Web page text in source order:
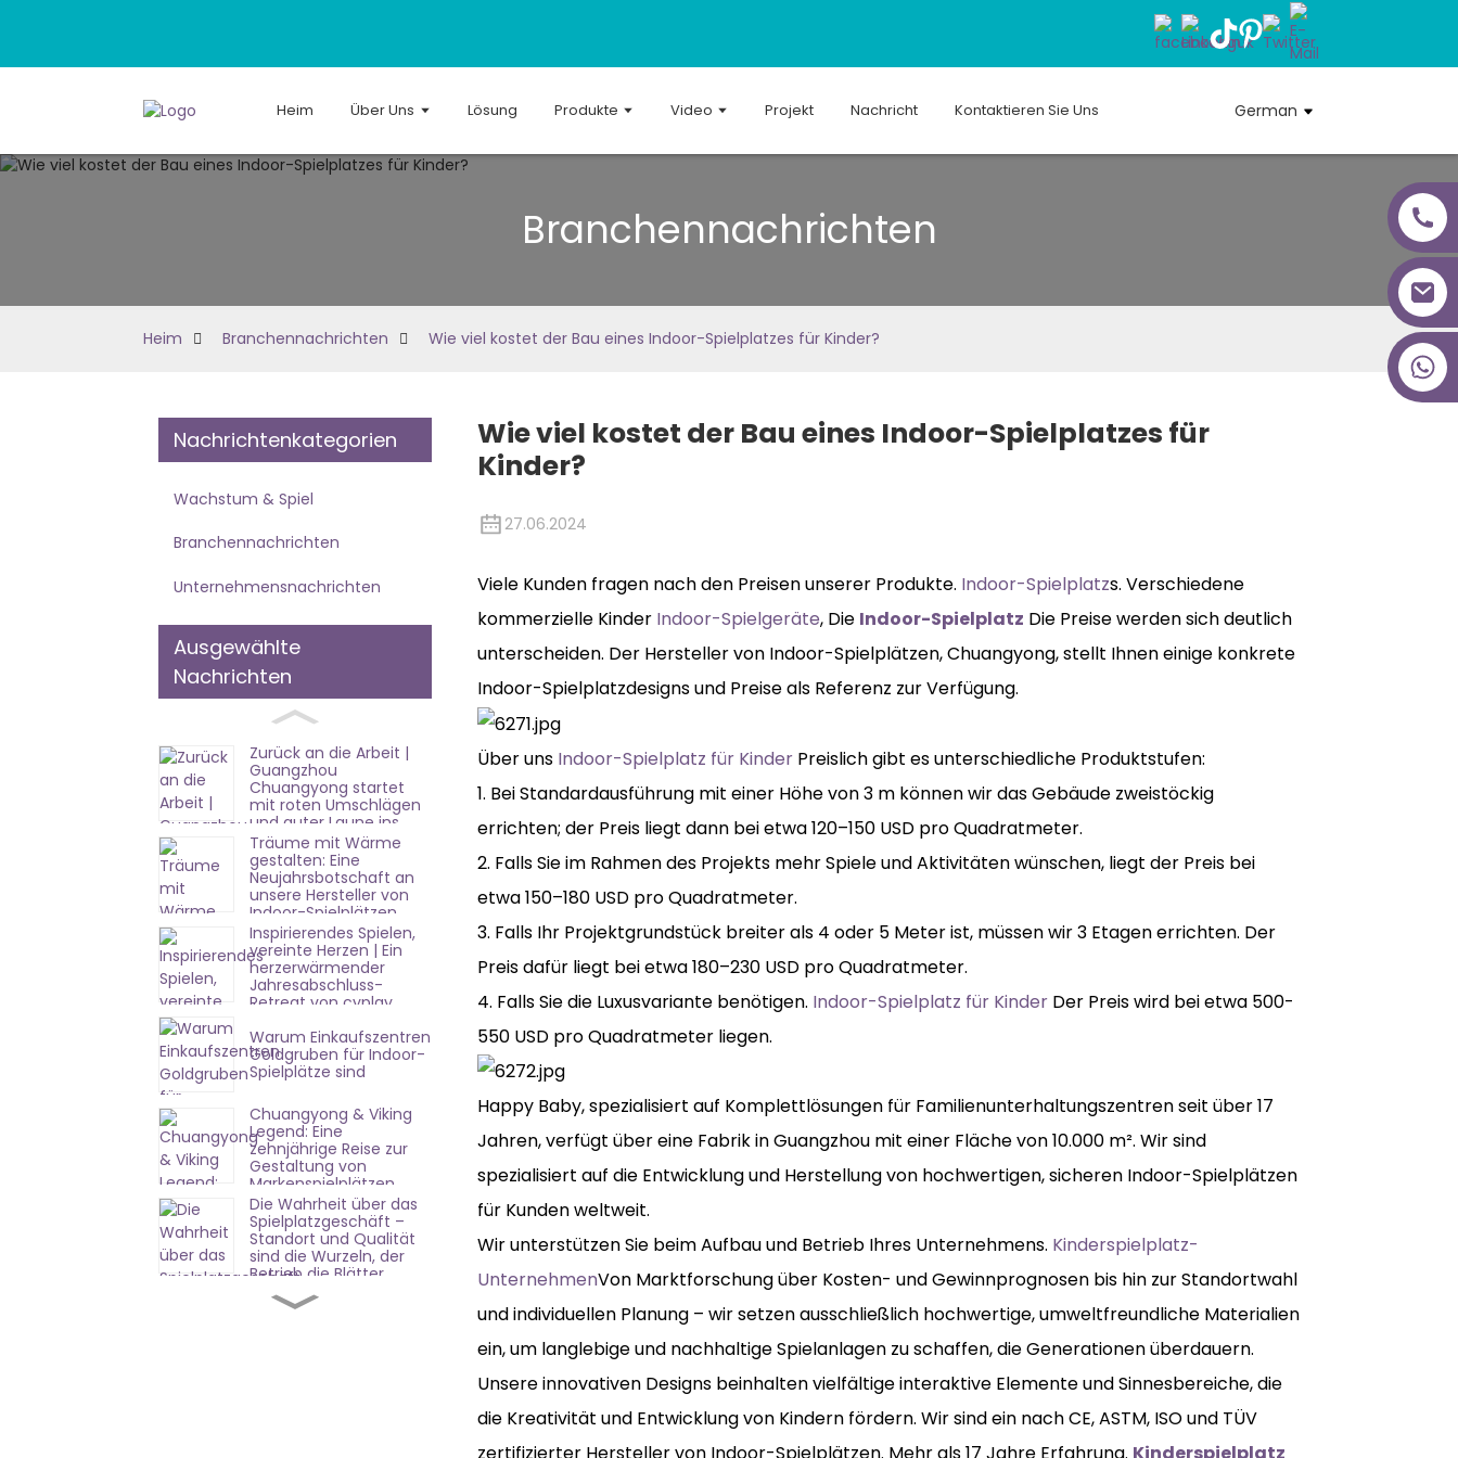
Heim Über Uns Lösung Produkte Video Projekt Nachricht Kontaktieren Sie Uns German
Branchennachrichten
Heim Branchennachrichten Wie viel kostet der Bau eines Indoor-Spielplatzes für Kinder?
Nachrichtenkategorien
Wachstum & Spiel
Branchennachrichten
Unternehmensnachrichten
Ausgewählte
Nachrichten
Zurück an die Arbeit |
Guangzhou
Chuangyong startet
mit roten Umschlägen
und guter Laune ins
neue Jahr!
Träume mit Wärme
gestalten: Eine
Neujahrsbotschaft an
unsere Hersteller von
Indoor-Spielplätzen
Inspirierendes Spielen,
vereinte Herzen | Ein
herzerwärmender
Jahresabschluss-
Retreat von cyplay
Factory
Warum Einkaufszentren
Goldgruben für Indoor-
Spielplätze sind
Chuangyong & Viking
Legend: Eine
zehnjährige Reise zur
Gestaltung von
Markenspielplätzen
Die Wahrheit über das
Spielplatzgeschäft –
Standort und Qualität
sind die Wurzeln, der
Betrieb die Blätter.
Erfolgreiche Eröffnung
in Shandong |
Wie viel kostet der Bau eines Indoor-Spielplatzes für
Kinder?
27.06.2024
Viele Kunden fragen nach den Preisen unserer Produkte. Indoor-Spielplatzs. Verschiedene
kommerzielle Kinder Indoor-Spielgeräte, Die Indoor-Spielplatz Die Preise werden sich deutlich
unterscheiden. Der Hersteller von Indoor-Spielplätzen, Chuangyong, stellt Ihnen einige konkrete
Indoor-Spielplatzdesigns und Preise als Referenz zur Verfügung.
Über uns Indoor-Spielplatz für Kinder Preislich gibt es unterschiedliche Produktstufen:
1. Bei Standardausführung mit einer Höhe von 3 m können wir das Gebäude zweistöckig
errichten; der Preis liegt dann bei etwa 120–150 USD pro Quadratmeter.
2. Falls Sie im Rahmen des Projekts mehr Spiele und Aktivitäten wünschen, liegt der Preis bei
etwa 150–180 USD pro Quadratmeter.
3. Falls Ihr Projektgrundstück breiter als 4 oder 5 Meter ist, müssen wir 3 Etagen errichten. Der
Preis dafür liegt bei etwa 180–230 USD pro Quadratmeter.
4. Falls Sie die Luxusvariante benötigen. Indoor-Spielplatz für Kinder Der Preis wird bei etwa 500-
550 USD pro Quadratmeter liegen.
Happy Baby, spezialisiert auf Komplettlösungen für Familienunterhaltungszentren seit über 17
Jahren, verfügt über eine Fabrik in Guangzhou mit einer Fläche von 10.000 m². Wir sind
spezialisiert auf die Entwicklung und Herstellung von hochwertigen, sicheren Indoor-Spielplätzen
für Kunden weltweit.
Wir unterstützen Sie beim Aufbau und Betrieb Ihres Unternehmens. Kinderspielplatz-
UnternehmenVon Marktforschung über Kosten- und Gewinnprognosen bis hin zur Standortwahl
und individuellen Planung – wir setzen ausschließlich hochwertige, umweltfreundliche Materialien
ein, um langlebige und nachhaltige Spielanlagen zu schaffen, die Generationen überdauern.
Unsere innovativen Designs beinhalten vielfältige interaktive Elemente und Sinnesbereiche, die
die Kreativität und Entwicklung von Kindern fördern. Wir sind ein nach CE, ASTM, ISO und TÜV